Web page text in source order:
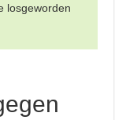
losgeworden